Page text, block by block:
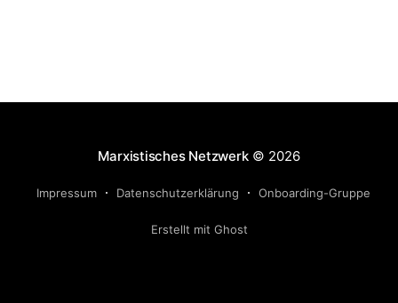
Marxistisches Netzwerk© 2026
Impressum Datenschutzerklärung Onboarding-Gruppe
Erstellt mit Ghost